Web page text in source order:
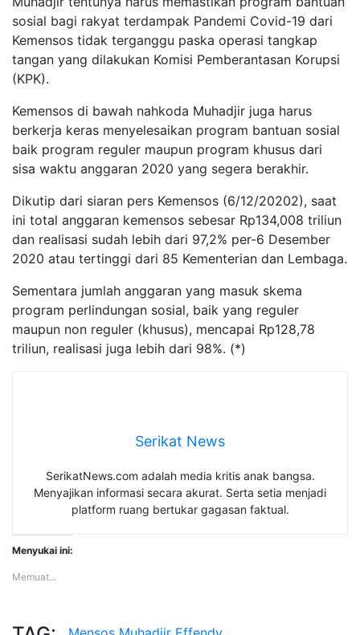
sosial bagi rakyat terdampak Pandemi Covid-19 dari
Kemensos tidak terganggu paska operasi tangkap
tangan yang dilakukan Komisi Pemberantasan Korupsi
(KPK).
Kemensos di bawah nahkoda Muhadjir juga harus
berkerja keras menyelesaikan program bantuan sosial
baik program reguler maupun program khusus dari
sisa waktu anggaran 2020 yang segera berakhir.
Dikutip dari siaran pers Kemensos (6/12/20202), saat
ini total anggaran kemensos sebesar Rp134,008 triliun
dan realisasi sudah lebih dari 97,2% per-6 Desember
2020 atau tertinggi dari 85 Kementerian dan Lembaga.
Sementara jumlah anggaran yang masuk skema
program perlindungan sosial, baik yang reguler
maupun non reguler (khusus), mencapai Rp128,78
triliun, realisasi juga lebih dari 98%. (*)
Serikat News
SerikatNews.com adalah media kritis anak bangsa.
Menyajikan informasi secara akurat. Serta setia menjadi
platform ruang bertukar gagasan faktual.
Menyukai ini:
Memuat...